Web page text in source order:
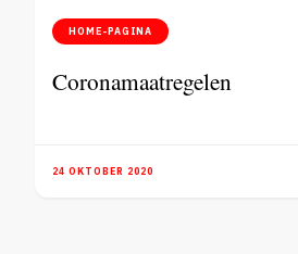
HOME-PAGINA
Coronamaatregelen
24 OKTOBER 2020